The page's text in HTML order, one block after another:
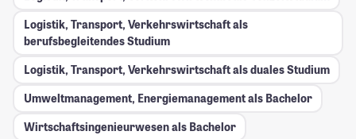
Logistik, Transport, Verkehrswirtschaft als
berufsbegleitendes Studium
Logistik, Transport, Verkehrswirtschaft als duales Studium
Umweltmanagement, Energiemanagement als Bachelor
Wirtschaftsingenieurwesen als Bachelor